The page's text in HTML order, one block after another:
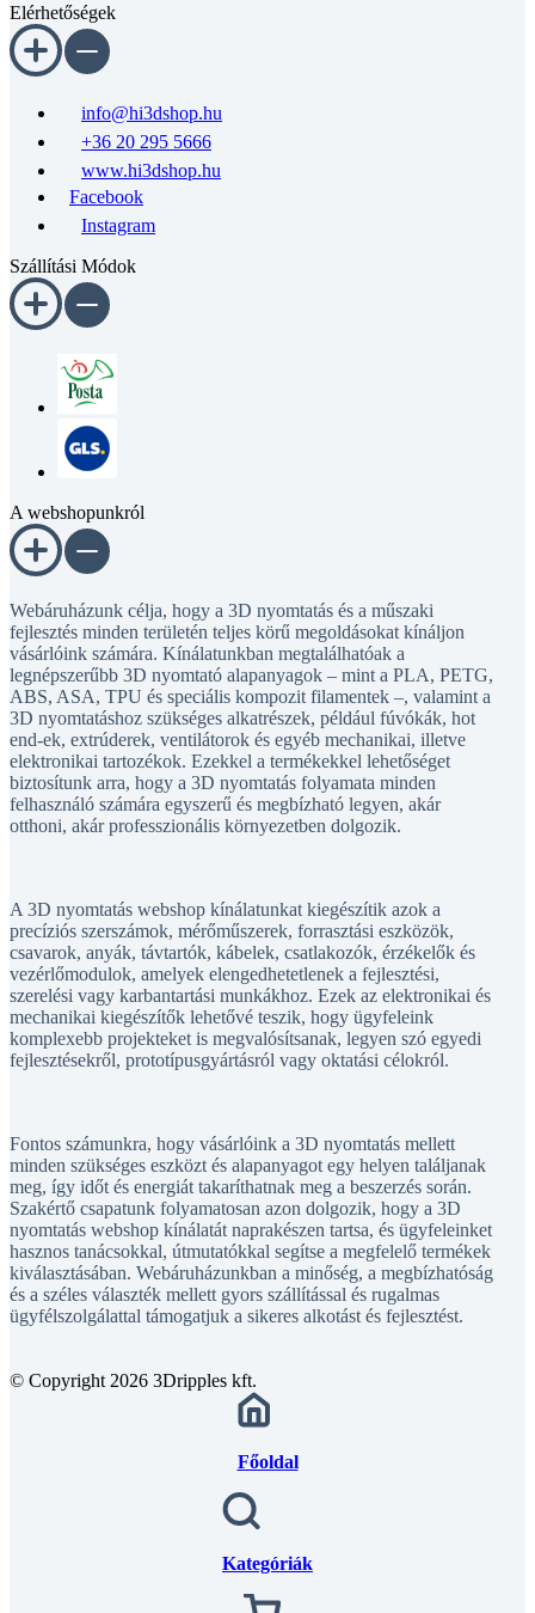
Elérhetőségek
info@hi3dshop.hu
+36 20 295 5666
www.hi3dshop.hu
Facebook
Instagram
Szállítási Módok
A webshopunkról
Webáruházunk célja, hogy a 3D nyomtatás és a műszaki
fejlesztés minden területén teljes körű megoldásokat kínáljon
vásárlóink számára. Kínálatunkban megtalálhatóak a
legnépszerűbb 3D nyomtató alapanyagok – mint a PLA, PETG,
ABS, ASA, TPU és speciális kompozit filamentek –, valamint a
3D nyomtatáshoz szükséges alkatrészek, például fúvókák, hot
end-ek, extrúderek, ventilátorok és egyéb mechanikai, illetve
elektronikai tartozékok. Ezekkel a termékekkel lehetőséget
biztosítunk arra, hogy a 3D nyomtatás folyamata minden
felhasználó számára egyszerű és megbízható legyen, akár
otthoni, akár professzionális környezetben dolgozik.
A 3D nyomtatás webshop kínálatunkat kiegészítik azok a
precíziós szerszámok, mérőműszerek, forrasztási eszközök,
csavarok, anyák, távtartók, kábelek, csatlakozók, érzékelők és
vezérlőmodulok, amelyek elengedhetetlenek a fejlesztési,
szerelési vagy karbantartási munkákhoz. Ezek az elektronikai és
mechanikai kiegészítők lehetővé teszik, hogy ügyfeleink
komplexebb projekteket is megvalósítsanak, legyen szó egyedi
fejlesztésekről, prototípusgyártásról vagy oktatási célokról.
Fontos számunkra, hogy vásárlóink a 3D nyomtatás mellett
minden szükséges eszközt és alapanyagot egy helyen találjanak
meg, így időt és energiát takaríthatnak meg a beszerzés során.
Szakértő csapatunk folyamatosan azon dolgozik, hogy a 3D
nyomtatás webshop kínálatát naprakészen tartsa, és ügyfeleinket
hasznos tanácsokkal, útmutatókkal segítse a megfelelő termékek
kiválasztásában. Webáruházunkban a minőség, a megbízhatóság
és a széles választék mellett gyors szállítással és rugalmas
ügyfélszolgálattal támogatjuk a sikeres alkotást és fejlesztést.
© Copyright 2026 3Dripples kft.
Főoldal
Kategóriák